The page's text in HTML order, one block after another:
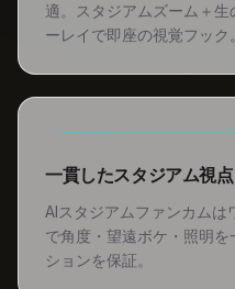
適。スタジアムズーム＋
ーレイで即座の視覚フック。
一貫したスタジアム視
AIスタジアムファンカム
で角度・望遠ボケ・照明
ションを保証。